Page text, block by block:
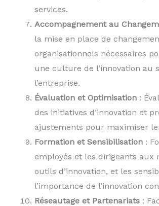
services.
Accompagnement au
la mise en place de
organisationnels nécessaires
une culture de l’innovation au
l’entreprise.
Évaluation et Optimisation :
des initiatives d’innovation et
ajustements pour maximiser
Formation et Sensibilisation :
employés et les dirigeants aux
outils d’innovation, et les
l’importance de l’innovation
Réseautage et Partenariats :